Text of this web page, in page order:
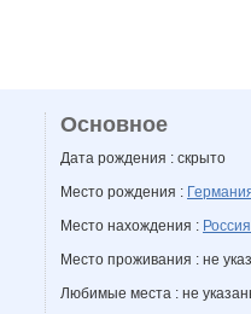
Основное
Дата рождения : скрыто
Место рождения :
Место нахождения : Россия
Место проживания : не
Любимые места : не